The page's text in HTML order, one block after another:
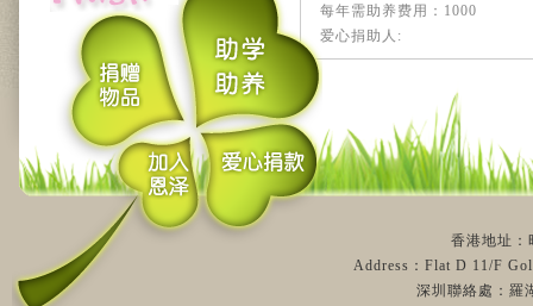
每年需助养费用：1000
爱心捐助人:
香港地址：
Address：Flat D 11/F
深圳聯絡處：羅